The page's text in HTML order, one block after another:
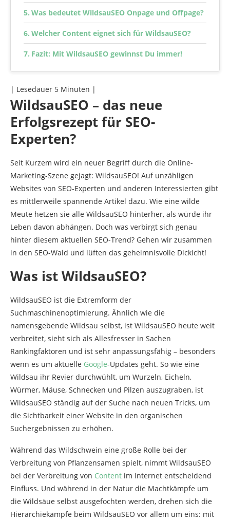
Was bedeutet WildsauSEO Onpage und Offpage?
Welcher Content eignet sich für WildsauSEO?
Fazit: Mit WildsauSEO gewinnst Du immer!
| Lesedauer 5 Minuten |
WildsauSEO – das neue
Erfolgsrezept für SEO-
Experten?
Seit Kurzem wird ein neuer Begriff durch die Online-
Marketing-Szene gejagt: WildsauSEO! Auf unzähligen
Websites von SEO-Experten und anderen Interessierten gibt
es mittlerweile spannende Artikel dazu. Wie eine wilde
Meute hetzen sie alle WildsauSEO hinterher, als würde ihr
Leben davon abhängen. Doch was verbirgt sich genau
hinter diesem aktuellen SEO-Trend? Gehen wir zusammen
in den SEO-Wald und lüften das geheimnisvolle Dickicht!
Was ist WildsauSEO?
WildsauSEO ist die Extremform der
Suchmaschinenoptimierung. Ähnlich wie die
namensgebende Wildsau selbst, ist WildsauSEO heute weit
verbreitet, sieht sich als Allesfresser in Sachen
Rankingfaktoren und ist sehr anpassungsfähig – besonders
wenn es um aktuelle Google-Updates geht. So wie eine
Wildsau ihr Revier durchwühlt, um Wurzeln, Eicheln,
Würmer, Mäuse, Schnecken und Pilzen auszugraben, ist
WildsauSEO ständig auf der Suche nach neuen Tricks, um
die Sichtbarkeit einer Website in den organischen
Suchergebnissen zu erhöhen.
Während das Wildschwein eine große Rolle bei der
Verbreitung von Pflanzensamen spielt, nimmt WildsauSEO
bei der Verbreitung von Content im Internet entscheidend
Einfluss. Und während in der Natur die Machtkämpfe um
die Wildsäue selbst ausgefochten werden, drehen sich die
Hierarchiekämpfe beim WildsauSEO vor allem um eins: mit